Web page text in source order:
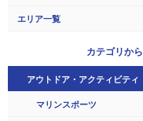
エリア一覧
カテゴリから
アウトドア・アクティビティ
マリンスポーツ